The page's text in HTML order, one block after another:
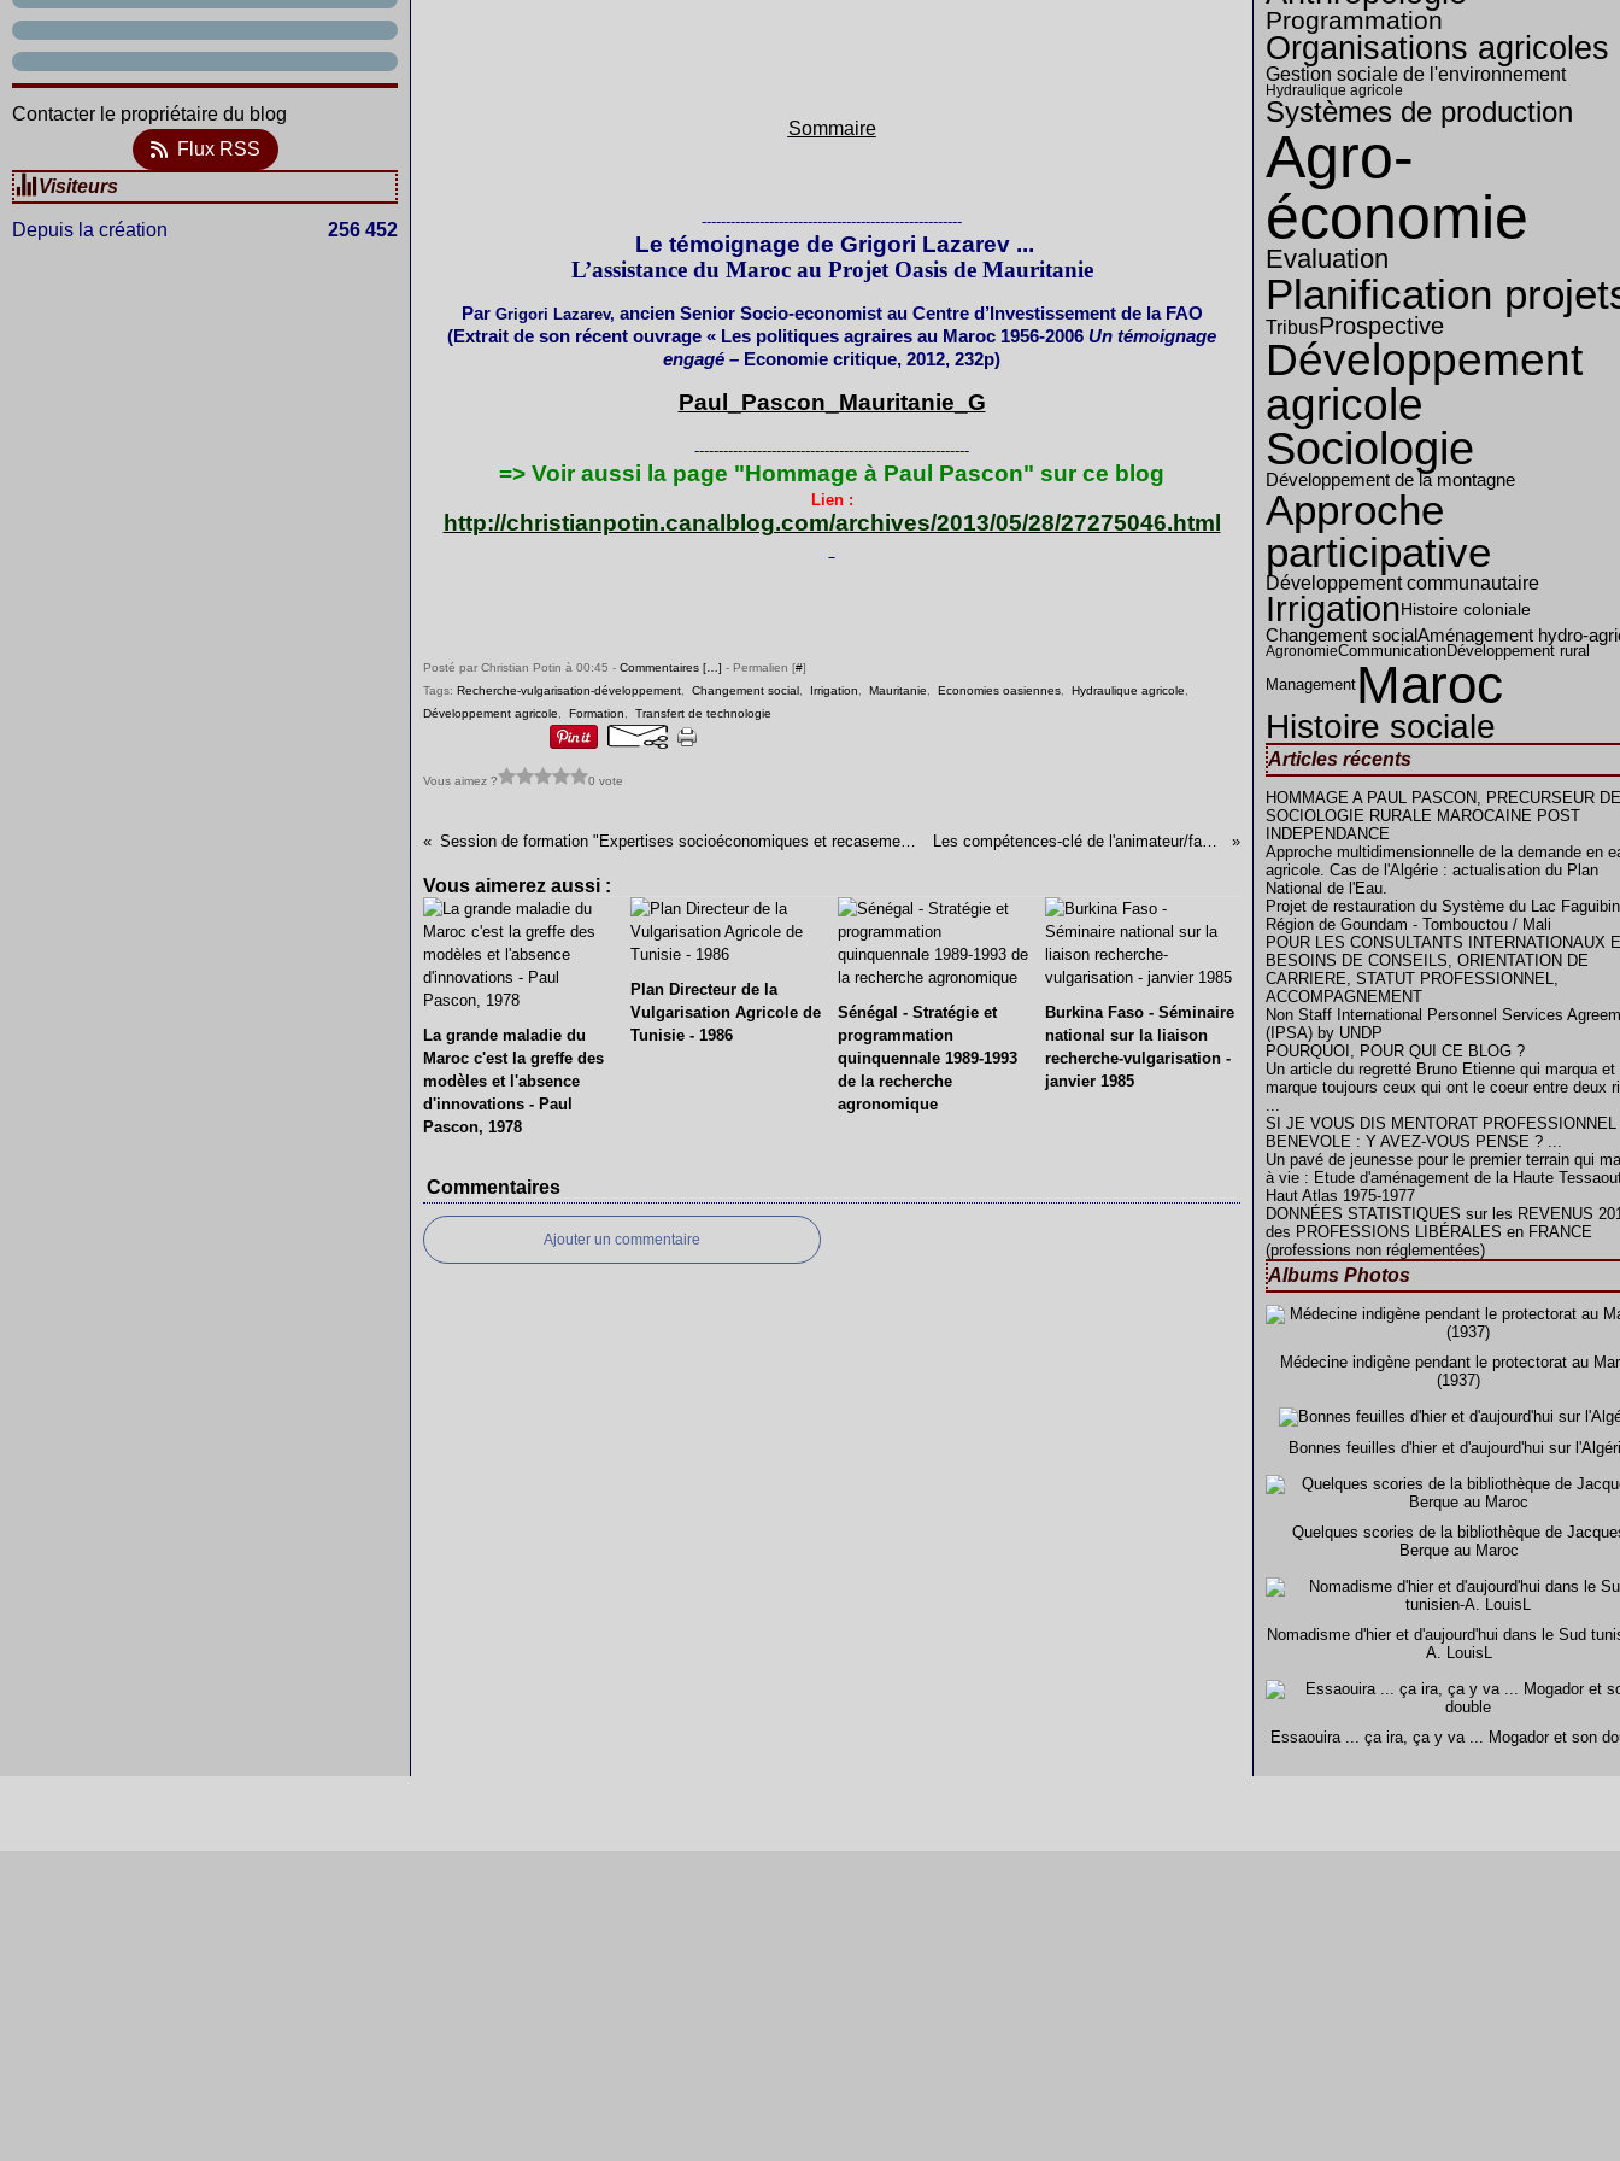
Contacter le propriétaire du blog
Flux RSS
Visiteurs
Depuis la création 256 452
Sommaire
------------------------------------------------------
Le témoignage de Grigori Lazarev ...
L’assistance du Maroc au Projet Oasis de Mauritanie
Par Grigori Lazarev, ancien Senior Socio-economist au Centre d’Investissement de la FAO
(Extrait de son récent ouvrage « Les politiques agraires au Maroc 1956-2006 Un témoignage
engagé – Economie critique, 2012, 232p)
Paul_Pascon_Mauritanie_G
---------------------------------------------------------
=> Voir aussi la page "Hommage à Paul Pascon" sur ce blog
Lien :
http://christianpotin.canalblog.com/archives/2013/05/28/27275046.html
Posté par Christian Potin à 00:45 - Commentaires [ ] - Permalien [#]
Tags: Recherche-vulgarisation-développement Changement social Irrigation Mauritanie Economies oasiennes Hydraulique agricole
Développement agricole
Formation Transfert de technologie
Vous aimez ? 0 vote
Session de formation "Expertises socioéconomiques et recasement des populations affectées par un projet d'équipement" (anglais) Les compétences-clé de l'animateur/facilitateur de groupes de travail participatifs
Vous aimerez aussi :
La grande maladie du
Maroc c'est la greffe des
modèles et l'absence
d'innovations - Paul
Pascon, 1978
Plan Directeur de la
Vulgarisation Agricole de
Tunisie - 1986
Sénégal - Stratégie et
programmation
quinquennale 1989-1993
de la recherche
agronomique
Burkina Faso - Séminaire
national sur la liaison
recherche-vulgarisation -
janvier 1985
Commentaires
Ajouter un commentaire
Programmation
Organisations agricoles
Gestion sociale de l'environnement
Hydraulique agricole
Systèmes de production
Agro-
économie
Evaluation
Planification
TribusProspective
Développement
agricole
Sociologie
Développement de la montagne
Approche
participative
Développement communautaire
Irrigation Histoire coloniale
Changement socialAménagement hydro-
AgronomieCommunicationDéveloppement rural
Management Maroc
Histoire sociale
Articles récents
HOMMAGE A PAUL PASCON, PRECURSEUR
SOCIOLOGIE RURALE MAROCAINE POST
INDEPENDANCE
Approche multidimensionnelle de la demande en
agricole. Cas de l'Algérie : actualisation du Plan
National de l'Eau.
Projet de restauration du Système du Lac
Région de Goundam - Tombouctou / Mali
POUR LES CONSULTANTS INTERNATIONAUX
BESOINS DE CONSEILS, ORIENTATION DE
CARRIERE, STATUT PROFESSIONNEL,
ACCOMPAGNEMENT
Non Staff International Personnel Services
(IPSA) by UNDP
POURQUOI, POUR QUI CE BLOG ?
Un article du regretté Bruno Etienne qui marqua et
marque toujours ceux qui ont le coeur entre deux
...
SI JE VOUS DIS MENTORAT PROFESSIONNEL
BENEVOLE : Y AVEZ-VOUS PENSE ? ...
Un pavé de jeunesse pour le premier terrain qui
à vie : Etude d'aménagement de la Haute
Haut Atlas 1975-1977
DONNÉES STATISTIQUES sur les REVENUS
des PROFESSIONS LIBÉRALES en FRANCE
(professions non réglementées)
Albums Photos
Médecine indigène pendant le protectorat au
(1937)
Bonnes feuilles d'hier et d'aujourd'hui sur
Quelques scories de la bibliothèque de
Berque au Maroc
Nomadisme d'hier et d'aujourd'hui dans le Sud
A. LouisL
Essaouira ... ça ira, ça y va ... Mogador et son